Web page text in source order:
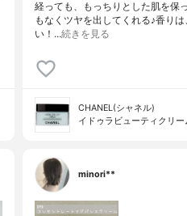
経っても、もっちりとした肌を保
もなくツヤを出してくれる♪香り
い！…続きを見る
CHANEL(シャネル)
イドゥラビューティクリー
minori**